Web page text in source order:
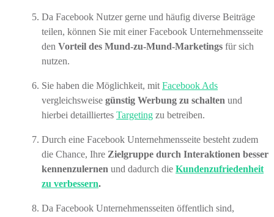
Da Facebook Nutzer gerne und häufig diverse Beiträge
teilen, können Sie mit einer Facebook Unternehmensseite
den Vorteil des Mund-zu-Mund-Marketings für sich
nutzen.
Sie haben die Möglichkeit, mit Facebook Ads
vergleichsweise günstig Werbung zu schalten und
hierbei detailliertes Targeting zu betreiben.
Durch eine Facebook Unternehmensseite besteht zudem
die Chance, Ihre Zielgruppe durch Interaktionen besser
kennenzulernen und dadurch die Kundenzufriedenheit
zu verbessern.
Da Facebook Unternehmensseiten öffentlich sind,